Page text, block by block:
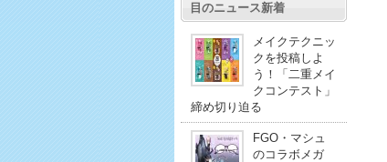
目のニュース新着
メイクテクニッ
クを投稿しよ
う！「二重メイ
クコンテスト」
締め切り迫る
FGO・マシュ
のコラボメガ